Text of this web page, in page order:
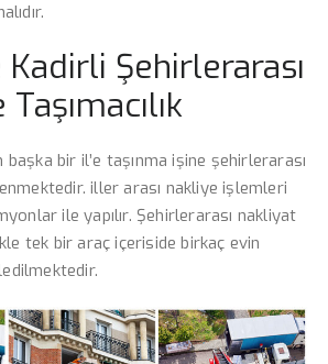
Şehirlerarası
bir il’e taşınma işine şehirlerarası
iller arası nakliye işlemleri
ile yapılır. Şehirlerarası nakliyat
tek bir araç içeriside birkaç evin